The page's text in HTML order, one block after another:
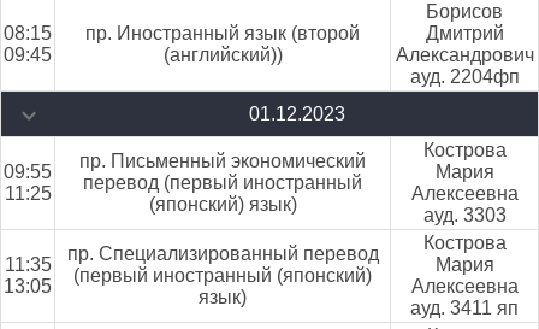
08:15
09:45
пр. Иностранный язык (второй
(английский))
Борисов
Дмитрий
Александрович
ауд. 2204фп
01.12.2023
09:55
11:25
пр. Письменный экономический
перевод (первый иностранный
(японский) язык)
Кострова
Мария
Алексеевна
ауд. 3303
11:35
13:05
пр. Специализированный перевод
(первый иностранный (японский)
язык)
Кострова
Мария
Алексеевна
ауд. 3411 яп